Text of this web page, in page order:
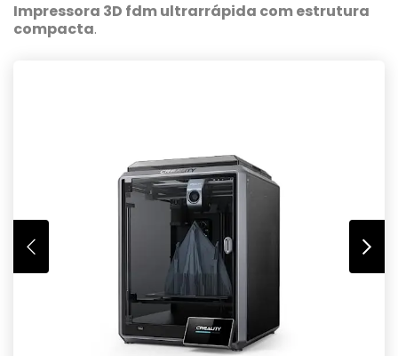
Impressora 3D fdm ultrarrápida com estrutura
compacta.